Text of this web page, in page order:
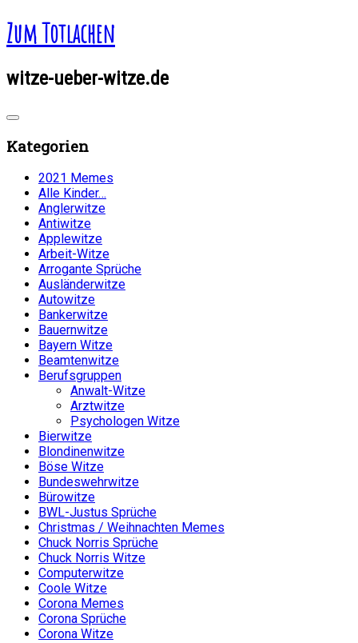
Zum Totlachen
witze-ueber-witze.de
Kategorien
2021 Memes
Alle Kinder…
Anglerwitze
Antiwitze
Applewitze
Arbeit-Witze
Arrogante Sprüche
Ausländerwitze
Autowitze
Bankerwitze
Bauernwitze
Bayern Witze
Beamtenwitze
Berufsgruppen
Anwalt-Witze
Arztwitze
Psychologen Witze
Bierwitze
Blondinenwitze
Böse Witze
Bundeswehrwitze
Bürowitze
BWL-Justus Sprüche
Christmas / Weihnachten Memes
Chuck Norris Sprüche
Chuck Norris Witze
Computerwitze
Coole Witze
Corona Memes
Corona Sprüche
Corona Witze